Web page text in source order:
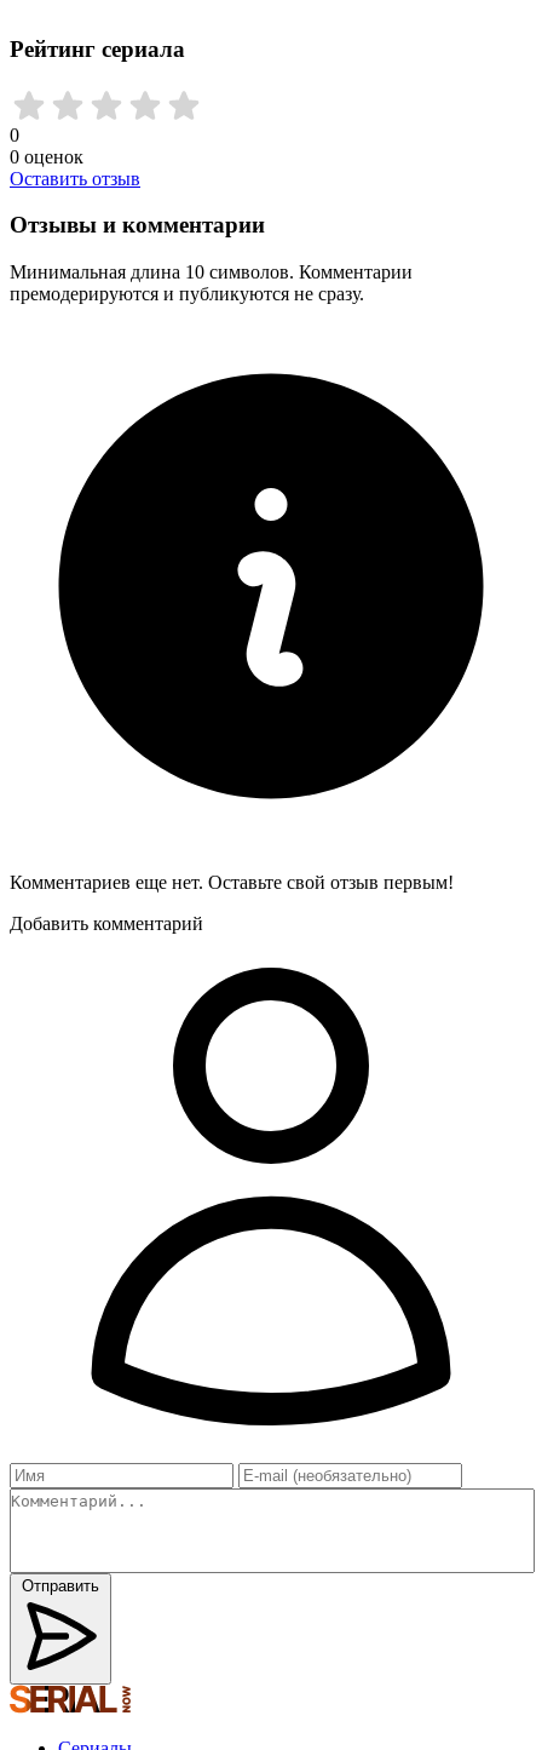
Рейтинг сериала
0
0 оценок
Оставить отзыв
Отзывы и комментарии
Минимальная длина 10 символов. Комментарии
премодерируются и публикуются не сразу.
Комментариев еще нет. Оставьте свой отзыв первым!
Добавить комментарий
Отправить